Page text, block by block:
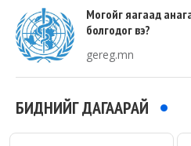
Могойг яагаад
болгодог вэ?
gereg.mn
БИДНИЙГ ДАГААРАЙ